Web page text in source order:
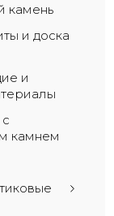
камень
и доска
и
камнем